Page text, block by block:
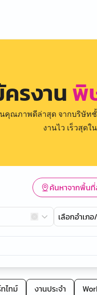
รงานพิ
คุณภาพดีล่าสุด จากบริษัท
งานไว เร็วสุด
ค้นหาจากพื้นที่
เลือกอำเภ
ไทม์ งานประจำ